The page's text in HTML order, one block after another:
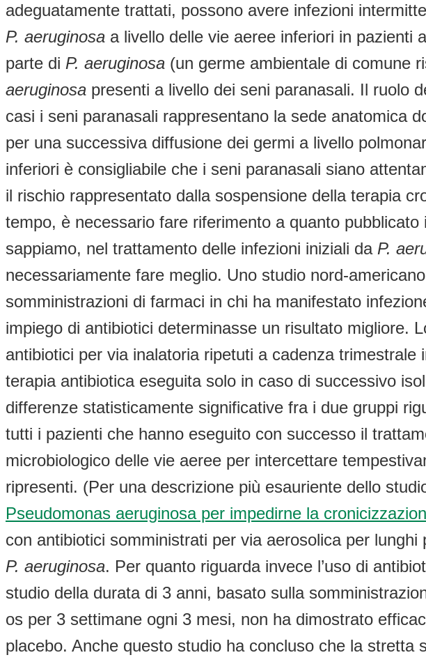
adeguatamente trattati, possono avere infezioni
P. aeruginosa a livello delle vie aeree inferiori in pazienti
parte di P. aeruginosa (un germe ambientale di comune
aeruginosa presenti a livello dei seni paranasali. Il ruolo
casi i seni paranasali rappresentano la sede anatomica
per una successiva diffusione dei germi a livello
inferiori è consigliabile che i seni paranasali siano
il rischio rappresentato dalla sospensione della terapia
tempo, è necessario fare riferimento a quanto
sappiamo, nel trattamento delle infezioni iniziali daP.
necessariamente fare meglio. Uno studio nord-
somministrazioni di farmaci in chi ha manifestato
impiego di antibiotici determinasse un risultato migliore.
antibiotici per via inalatoria ripetuti a cadenza
terapia antibiotica eseguita solo in caso di successivo
differenze statisticamente significative fra i due gruppi
tutti i pazienti che hanno eseguito con successo il
microbiologico delle vie aeree per intercettare
ripresenti. (Per una descrizione più esauriente dello
Pseudomonas aeruginosa per impedirne la
con antibiotici somministrati per via aerosolica per
P. aeruginosa. Per quanto riguarda invece l’uso di
studio della durata di 3 anni, basato sulla
os per 3 settimane ogni 3 mesi, non ha dimostrato
placebo. Anche questo studio ha concluso che la